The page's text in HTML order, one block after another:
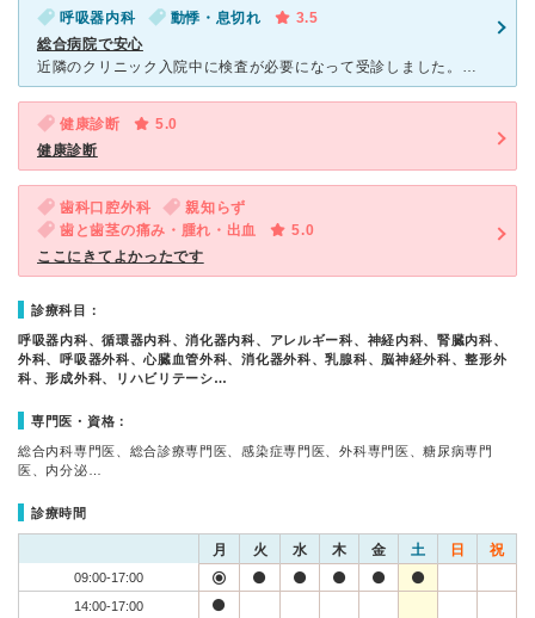
呼吸器内科 動悸・息切れ
3.5
総合病院で安心
近隣のクリニック入院中に検査が必要になって受診しました。総合病院なので患者さんも多く、平日中日の午前診療の終わりの方でしたが、待合室もいっぱいでした。検査機器も揃っていて、レントゲンなども専門の技師さ
健康診断
5.0
健康診断
歯科口腔外科
親知らず
歯と歯茎の痛み・腫れ・出血
5.0
ここにきてよかったです
診療科目：
呼吸器内科、循環器内科、消化器内科、アレルギー科、神経内科、腎臓内科、
外科、呼吸器外科、心臓血管外科、消化器外科、乳腺科、脳神経外科、整形外
科、形成外科、リハビリテーシ…
専門医・資格：
総合内科専門医、総合診療専門医、感染症専門医、外科専門医、糖尿病専門
医、内分泌…
診療時間
月 火 水 木 金 土 日 祝
09:00-17:00
14:00-17:00